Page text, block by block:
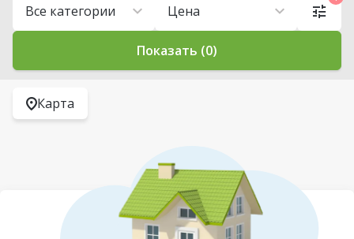
Все категории Цена
Показать (0)
Карта